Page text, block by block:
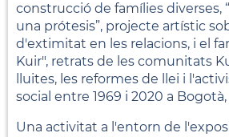
construcció de famílies diverses,
una prótesis”, projecte artístic
d'extimitat en les relacions, i el
Kuir", retrats de les comunitats
lluites, les reformes de llei i
social entre 1969 i 2020 a
Una activitat a l'entorn de